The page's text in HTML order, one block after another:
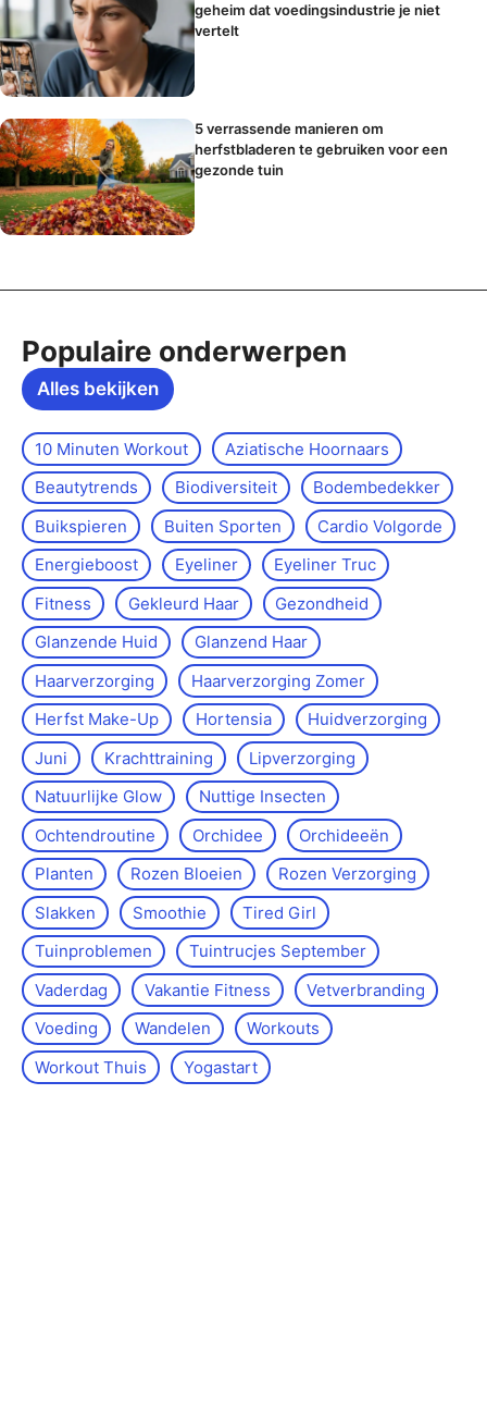
geheim dat voedingsindustrie je niet
vertelt
5 verrassende manieren om
herfstbladeren te gebruiken voor een
gezonde tuin
Populaire onderwerpen
Alles bekijken
10 Minuten Workout
Aziatische Hoornaars
Beautytrends
Biodiversiteit
Bodembedekker
Buikspieren
Buiten Sporten
Cardio Volgorde
Energieboost
Eyeliner
Eyeliner Truc
Fitness
Gekleurd Haar
Gezondheid
Glanzende Huid
Glanzend Haar
Haarverzorging
Haarverzorging Zomer
Herfst Make-Up
Hortensia
Huidverzorging
Juni
Krachttraining
Lipverzorging
Natuurlijke Glow
Nuttige Insecten
Ochtendroutine
Orchidee
Orchideeën
Planten
Rozen Bloeien
Rozen Verzorging
Slakken
Smoothie
Tired Girl
Tuinproblemen
Tuintrucjes September
Vaderdag
Vakantie Fitness
Vetverbranding
Voeding
Wandelen
Workouts
Workout Thuis
Yoga­start